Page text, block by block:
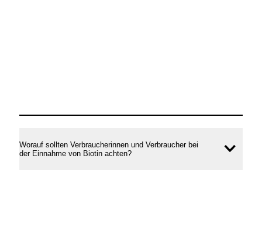
Worauf sollten Verbraucherinnen und Verbraucher bei
der Einnahme von Biotin achten?